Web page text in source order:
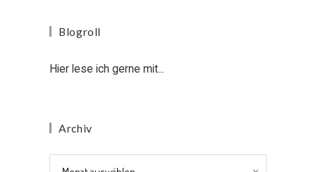
Blogroll
Hier lese ich gerne mit...
Archiv